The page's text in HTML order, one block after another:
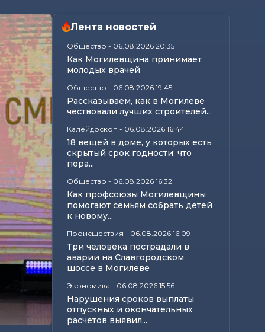
Лента новостей
Общество - 06.08.2026 20:35
Как Могилевщина принимает
молодых врачей
Общество - 06.08.2026 19:45
Рассказываем, как в Могилеве
чествовали лучших строителей...
Калейдоскоп - 06.08.2026 16:44
18 вещей в доме, у которых есть
скрытый срок годности: что
пора...
Общество - 06.08.2026 16:32
Как профсоюзы Могилевщины
помогают семьям собрать детей
к новому...
Происшествия - 06.08.2026 16:09
Три человека пострадали в
аварии на Славгородском
шоссе в Могилеве
Экономика - 06.08.2026 15:56
Нарушения сроков выплаты
отпускных и окончательных
расчетов выявил...